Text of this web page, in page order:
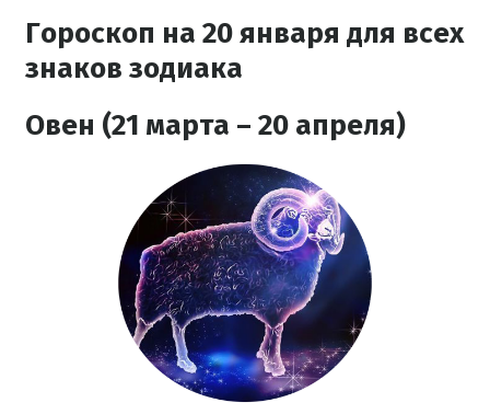
Гороскоп на 20 января для всех
знаков зодиака
Овен (21 марта – 20 апреля)